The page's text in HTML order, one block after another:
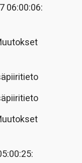
06:00:06: